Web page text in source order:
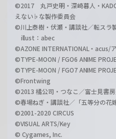
©2017 丸戸史明・深崎暮人・
えない♭な製作委員会
©川上泰樹・伏瀬・講談社／転スラ
illust：abec
©AZONE INTERNATIONAL・acus/
©TYPE-MOON / FGO6 ANIME
©TYPE-MOON / FGO7 ANIME
©Frontwing
©2013 橘公司・つなこ／富士見書
©春場ねぎ・講談社／「五等分の花
©2001-2020 CIRCUS
©VISUAL ARTS/Key
© Cygames, Inc.